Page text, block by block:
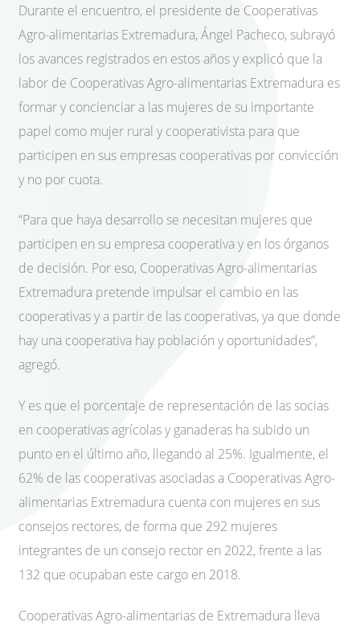
Durante el encuentro, el presidente de Cooperativas
Agro-alimentarias Extremadura, Ángel Pacheco, subrayó
los avances registrados en estos años y explicó que la
labor de Cooperativas Agro-alimentarias Extremadura es
formar y concienciar a las mujeres de su importante
papel como mujer rural y cooperativista para que
participen en sus empresas cooperativas por convicción
y no por cuota.
“Para que haya desarrollo se necesitan mujeres que
participen en su empresa cooperativa y en los órganos
de decisión. Por eso, Cooperativas Agro-alimentarias
Extremadura pretende impulsar el cambio en las
cooperativas y a partir de las cooperativas, ya que donde
hay una cooperativa hay población y oportunidades”,
agregó.
Y es que el porcentaje de representación de las socias
en cooperativas agrícolas y ganaderas ha subido un
punto en el último año, llegando al 25%. Igualmente, el
62% de las cooperativas asociadas a Cooperativas Agro-
alimentarias Extremadura cuenta con mujeres en sus
consejos rectores, de forma que 292 mujeres
integrantes de un consejo rector en 2022, frente a las
132 que ocupaban este cargo en 2018.
Cooperativas Agro-alimentarias de Extremadura lleva